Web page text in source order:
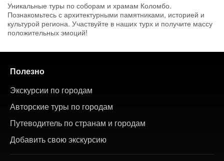
Уникальные туры по соборам и храмам Коломбо.
Познакомьтесь с архитектурными памятниками, историей и
культурой региона. Участвуйте в наших турх и получите массу
положительных эмоций!
Полезно
Экскурсии по городам
Авторские туры по городам
Путеводитель по странам и городам
Добавить свою экскурсию